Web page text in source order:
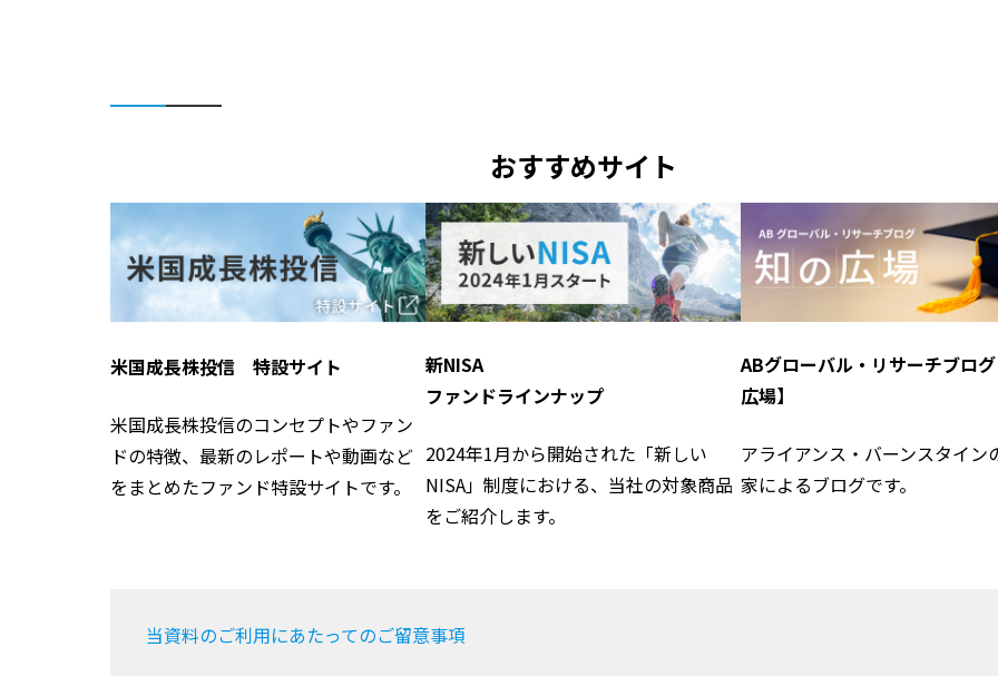
おすすめサイト
米国成長株投信 特設サイト
米国成長株投信のコンセプトやファン
ドの特徴、最新のレポートや動画など
をまとめたファンド特設サイトです。
新NISA
ファンドラインナップ
2024年1月から開始された「新しい
NISA」制度における、当社の対象商品
をご紹介します。
ABグローバル・リサーチブロ
広場】
アライアンス・バーンスタイン
家によるブログです。
当資料のご利用にあたってのご留意事項